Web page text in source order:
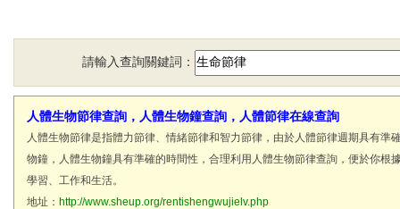
請輸入查詢關鍵詞：
人體生物節律查詢，人體生物鐘查詢，人體節律在線查詢
人體生物節律是指體力節律、情緒節律和智力節律，由於人體節律週期具有準
物鐘，人體生物鐘具有準確的時間性，合理利用人體生物節律查詢，便於你根
學習、工作和生活。
地址： http://www.sheup.org/rentishengwujielv.php